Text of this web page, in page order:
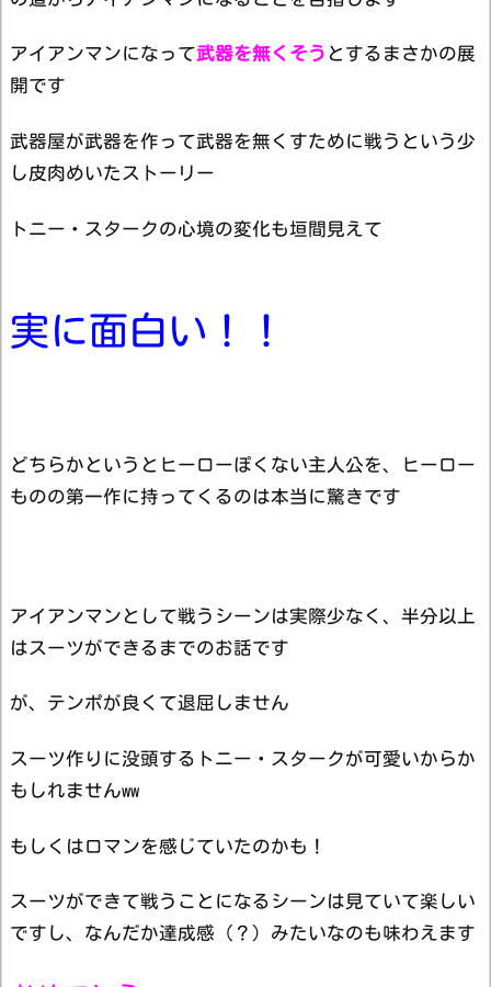
アイアンマンになって武器を無くそう とするまさかの展
開です
武器屋が武器を作って武器を無くすために戦うという少
し皮肉めいたストーリー
トニー・スタークの心境の変化も垣間見えて
実に面白い！！
どちらかというとヒーローぽくない主人公を、ヒーロー
ものの第一作に持ってくるのは本当に驚きです
アイアンマンとして戦うシーンは実際少なく、半分以上
はスーツができるまでのお話です
が、テンポが良くて退屈しません
スーツ作りに没頭するトニー・スタークが可愛いからか
もしれませんww
もしくはロマンを感じていたのかも！
スーツができて戦うことになるシーンは見ていて楽しい
ですし、なんだか達成感（？）みたいなのも味わえます